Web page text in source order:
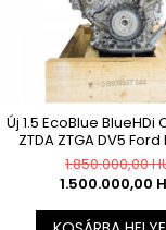
Új 1.5 EcoBlue BlueHDi
ZTDA ZTGA DV5
Opel
1.850.000,00
1.500.000,00